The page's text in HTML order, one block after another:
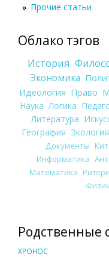
Прочие статьи
Облако тэгов
История
Экономика
Идеология Право
Наука Логика
Литература
География Экология
Документы
Информатика
Математика
Родственные
ХРОНОС